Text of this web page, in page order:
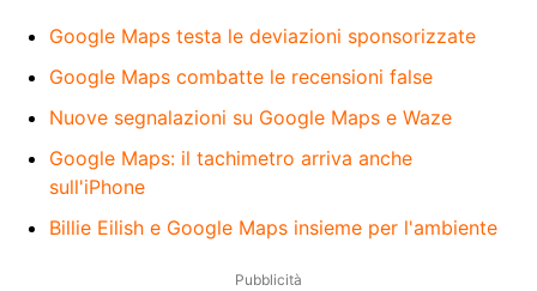
Google Maps testa le deviazioni sponsorizzate
Google Maps combatte le recensioni false
Nuove segnalazioni su Google Maps e Waze
Google Maps: il tachimetro arriva anche
sull'iPhone
Billie Eilish e Google Maps insieme per l'ambiente
Pubblicità